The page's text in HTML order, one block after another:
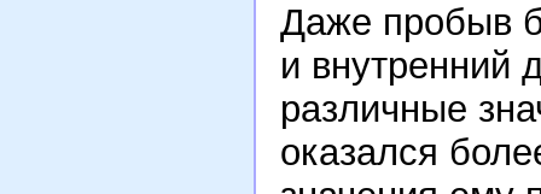
Даже пробыв
и внутренний
различные
оказался